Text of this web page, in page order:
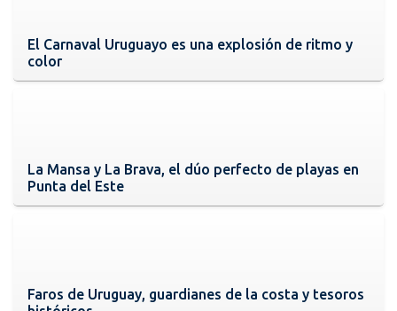
El Carnaval Uruguayo es una explosión de ritmo y
color
La Mansa y La Brava, el dúo perfecto de playas en
Punta del Este
Faros de Uruguay, guardianes de la costa y tesoros